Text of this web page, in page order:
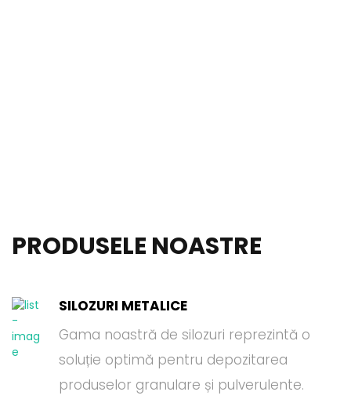
PRODUSELE NOASTRE
SILOZURI METALICE
Gama noastră de silozuri reprezintă o
soluție optimă pentru depozitarea
produselor granulare și pulverulente.